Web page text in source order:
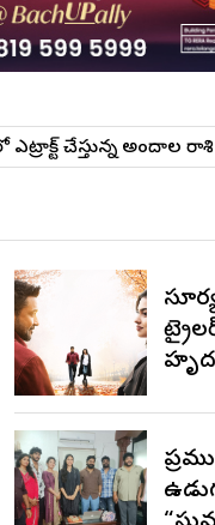
ఎట్రాక్ట్ చేస్తున్న అందాల రాశి